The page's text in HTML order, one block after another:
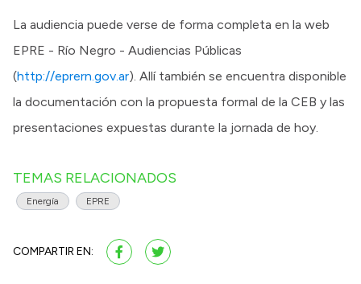
La audiencia puede verse de forma completa en la web
EPRE - Río Negro - Audiencias Públicas
(http://eprern.gov.ar). Allí también se encuentra disponible
la documentación con la propuesta formal de la CEB y las
presentaciones expuestas durante la jornada de hoy.
TEMAS RELACIONADOS
Energía EPRE
COMPARTIR EN: